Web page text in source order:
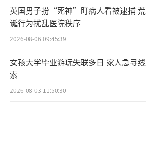
英国男子扮“死神”盯病人看被逮捕 荒
诞行为扰乱医院秩序
2026-08-06 09:45:39
女孩大学毕业游玩失联多日 家人急寻线
索
2026-08-03 11:50:30